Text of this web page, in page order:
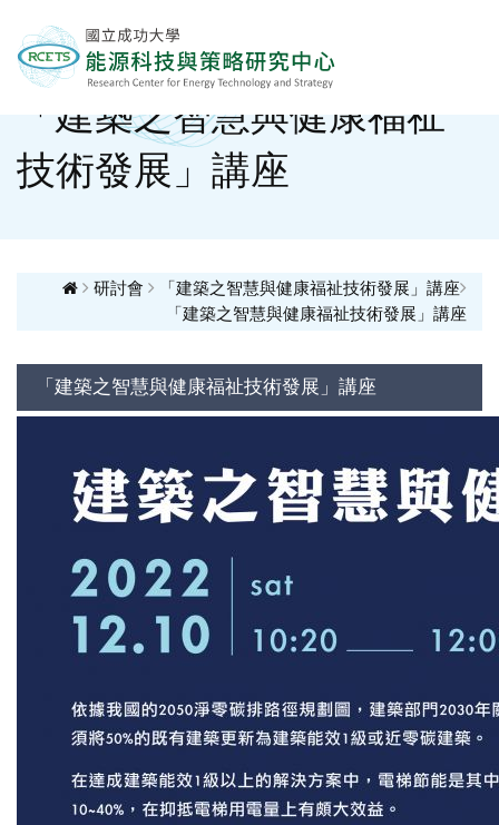
「建築之智慧與健康福祉
技術發展」講座
研討會
「建築之智慧與健康福祉技術發展」講座
「建築之智慧與健康福祉技術發展」講座
「建築之智慧與健康福祉技術發展」講座